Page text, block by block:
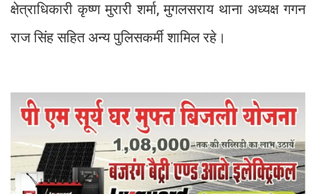
क्षेत्राधिकारी कृष्ण मुरारी शर्मा, मुगलसराय थाना अध्यक्ष गगन
राज सिंह सहित अन्य पुलिसकर्मी शामिल रहे।